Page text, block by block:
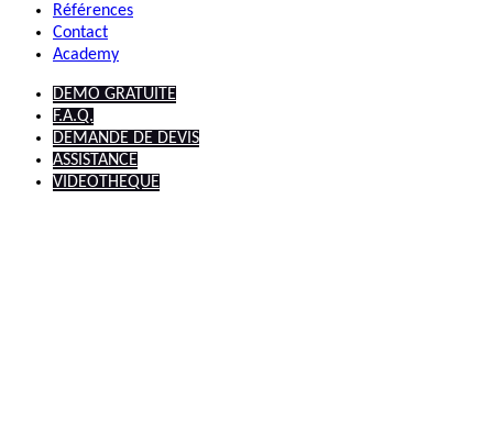
Références
Contact
Academy
DEMO GRATUITE
F.A.Q.
DEMANDE DE DEVIS
ASSISTANCE
VIDEOTHEQUE